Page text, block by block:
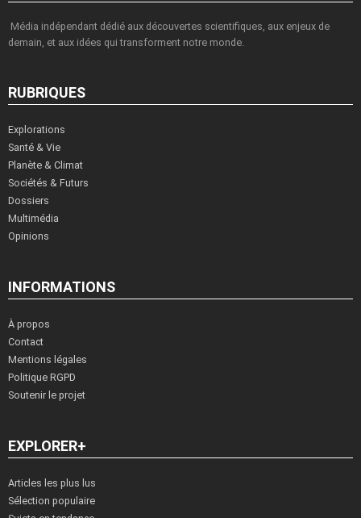
Média indépendant dédié aux découvertes scientifiques, aux enjeux de
demain, et aux idées qui transforment notre monde.
RUBRIQUES
Explorations
Santé & Vie
Planète & Climat
Sociétés & Futurs
Dossiers
Multimédia
Opinions
INFORMATIONS
À propos
Contact
Mentions légales
Politique RGPD
Soutenir le projet
EXPLORER+
Articles les plus lus
Sélection populaire